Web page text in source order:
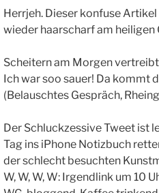
Herrjeh. Dieser konfuse
wieder haarscharf am
Scheitern am Morgen
Ich war soo sauer! Da kommt
(Belauschtes Gespräch,
Der Schluckzessive Tweet ist
Tag ins iPhone Notizbuch
der schlecht besuchten
W, W, W, W: Irgendlink um 10